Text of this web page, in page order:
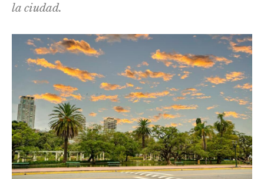
la ciudad.